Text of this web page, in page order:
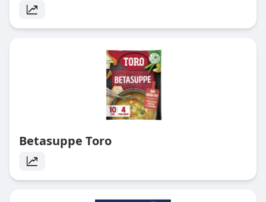
Betasuppe Toro